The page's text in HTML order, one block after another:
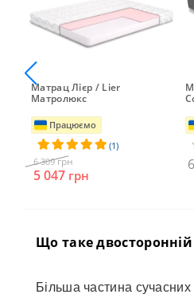
Матрац Лієр / Lier
Матролюкс
Працюємо
(1)
6 309грн
5 047 грн
Що таке
Більша частина